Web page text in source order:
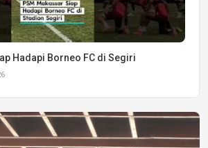
Hadapi Borneo FC di Segiri